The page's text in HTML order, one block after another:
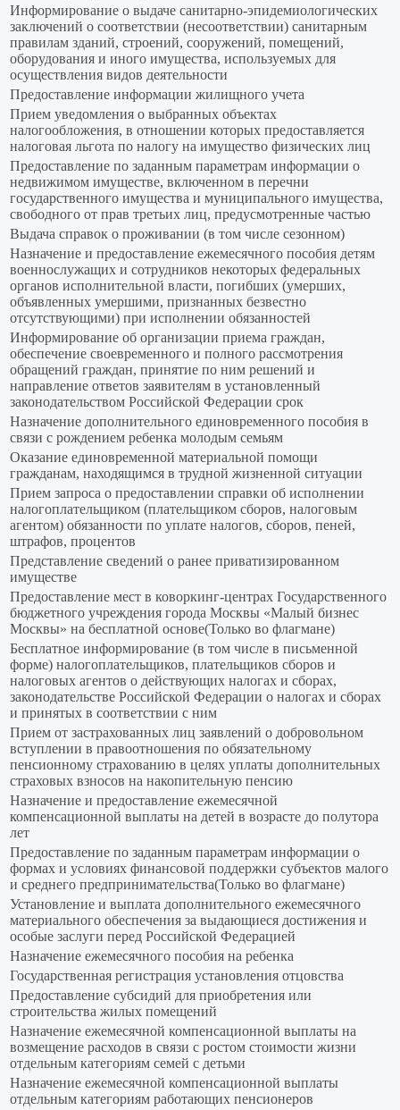
Информирование о выдаче санитарно-эпидемиологических
заключений о соответствии (несоответствии) санитарным
правилам зданий, строений, сооружений, помещений,
оборудования и иного имущества, используемых для
осуществления видов деятельности
Предоставление информации жилищного учета
Прием уведомления о выбранных объектах
налогообложения, в отношении которых предоставляется
налоговая льгота по налогу на имущество физических лиц
Предоставление по заданным параметрам информации о
недвижимом имуществе, включенном в перечни
государственного имущества и муниципального имущества,
свободного от прав третьих лиц, предусмотренные частью
Выдача справок о проживании (в том числе сезонном)
Назначение и предоставление ежемесячного пособия детям
военнослужащих и сотрудников некоторых федеральных
органов исполнительной власти, погибших (умерших,
объявленных умершими, признанных безвестно
отсутствующими) при исполнении обязанностей
Информирование об организации приема граждан,
обеспечение своевременного и полного рассмотрения
обращений граждан, принятие по ним решений и
направление ответов заявителям в установленный
законодательством Российской Федерации срок
Назначение дополнительного единовременного пособия в
связи с рождением ребенка молодым семьям
Оказание единовременной материальной помощи
гражданам, находящимся в трудной жизненной ситуации
Прием запроса о предоставлении справки об исполнении
налогоплательщиком (плательщиком сборов, налоговым
агентом) обязанности по уплате налогов, сборов, пеней,
штрафов, процентов
Представление сведений о ранее приватизированном
имуществе
Предоставление мест в коворкинг-центрах Государственного
бюджетного учреждения города Москвы «Малый бизнес
Москвы» на бесплатной основе(Только во флагмане)
Бесплатное информирование (в том числе в письменной
форме) налогоплательщиков, плательщиков сборов и
налоговых агентов о действующих налогах и сборах,
законодательстве Российской Федерации о налогах и сборах
и принятых в соответствии с ним
Прием от застрахованных лиц заявлений о добровольном
вступлении в правоотношения по обязательному
пенсионному страхованию в целях уплаты дополнительных
страховых взносов на накопительную пенсию
Назначение и предоставление ежемесячной
компенсационной выплаты на детей в возрасте до полутора
лет
Предоставление по заданным параметрам информации о
формах и условиях финансовой поддержки субъектов малого
и среднего предпринимательства(Только во флагмане)
Установление и выплата дополнительного ежемесячного
материального обеспечения за выдающиеся достижения и
особые заслуги перед Российской Федерацией
Назначение ежемесячного пособия на ребенка
Государственная регистрация установления отцовства
Предоставление субсидий для приобретения или
строительства жилых помещений
Назначение ежемесячной компенсационной выплаты на
возмещение расходов в связи с ростом стоимости жизни
отдельным категориям семей с детьми
Назначение ежемесячной компенсационной выплаты
отдельным категориям работающих пенсионеров